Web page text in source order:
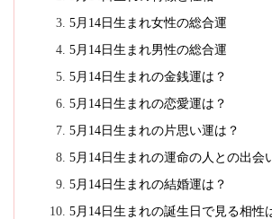
5月14日生まれ女性の総合運
5月14日生まれ男性の総合運
5月14日生まれの金銭運は？
5月14日生まれの恋愛運は？
5月14日生まれの片思い運は？
5月14日生まれの運命の人との出会
5月14日生まれの結婚運は？
5月14日生まれの誕生日で見る相性